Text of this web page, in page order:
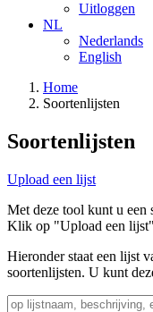
Uitloggen
NL
Nederlands
English
Home
Soortenlijsten
Soortenlijsten
Upload een lijst
Met deze tool kunt u een
Klik op "Upload een
Hieronder staat een lijst
soortenlijsten. U kunt